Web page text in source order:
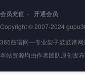
会员充值 - 开通会员
Copyright © 2007-2024
365鼓谱网—专业架子鼓鼓谱网
本站资源均由作者团队原创发